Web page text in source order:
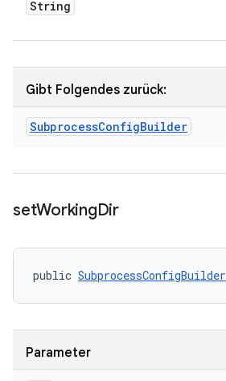
String
Gibt Folgendes zurück:
SubprocessConfigBuilder
setWorkingDir
public SubprocessConfigBuilder
Parameter